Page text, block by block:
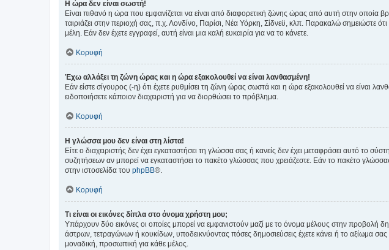
Η ώρα δεν είναι σωστή!
Είναι πιθανό η ώρα που εμφανίζεται να είναι από διαφορετική ζώνης ώρας από αυτή στην οποία
ταιριάζει στην περιοχή σας, π.χ. Λονδίνο, Παρίσι, Νέα Υόρκη, Σίδνεϋ, κλπ. Παρακαλώ σημειώστε
μέλη. Εάν δεν έχετε εγγραφεί, αυτή είναι μια καλή ευκαιρία για να το κάνετε.
Κορυφή
Έχω αλλάξει τη ζώνη ώρας και η ώρα εξακολουθεί να είναι λανθασμένη!
Εάν είστε σίγουρος (-η) ότι έχετε ρυθμίσει τη ζώνη ώρας σωστά και η ώρα εξακολουθεί να είναι
ειδοποιήσετε κάποιον διαχειριστή για να διορθώσει το πρόβλημα.
Κορυφή
Η γλώσσα μου δεν είναι στη λίστα!
Είτε ο διαχειριστής δεν έχει εγκαταστήσει τη γλώσσα σας ή κανείς δεν έχει μεταφράσει αυτό
συζητήσεων αν μπορεί να εγκαταστήσει το πακέτο γλώσσας που χρειάζεστε. Εάν το πακέτο
στην ιστοσελίδα του phpBB®.
Κορυφή
Τι είναι οι εικόνες δίπλα στο όνομα χρήστη μου;
Υπάρχουν δύο εικόνες οι οποίες μπορεί να εμφανιστούν μαζί με το όνομα μέλους στην προβολή
άστρων, τετραγώνων ή κουκίδων, υποδεικνύοντας πόσες δημοσιεύσεις έχετε κάνει ή το αξίωμα
μοναδική, προσωπική για κάθε μέλος.